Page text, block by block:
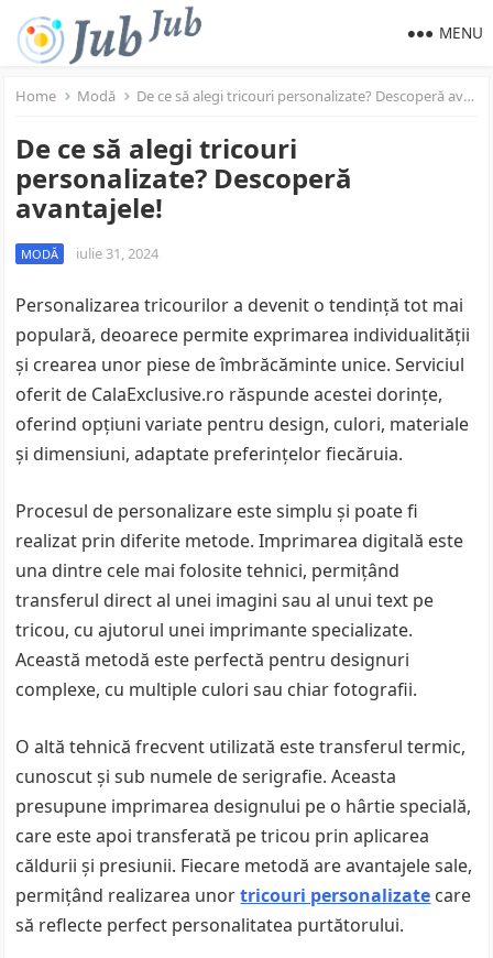
MENU
Home Modă De ce să alegi tricouri personalizate? Descoperă avantajele!
De ce să alegi tricouri
personalizate? Descoperă
avantajele!
MODĂ iulie 31, 2024
Personalizarea tricourilor a devenit o tendință tot mai
populară, deoarece permite exprimarea individualității
și crearea unor piese de îmbrăcăminte unice. Serviciul
oferit de CalaExclusive.ro răspunde acestei dorințe,
oferind opțiuni variate pentru design, culori, materiale
și dimensiuni, adaptate preferințelor fiecăruia.
Procesul de personalizare este simplu și poate fi
realizat prin diferite metode. Imprimarea digitală este
una dintre cele mai folosite tehnici, permițând
transferul direct al unei imagini sau al unui text pe
tricou, cu ajutorul unei imprimante specializate.
Această metodă este perfectă pentru designuri
complexe, cu multiple culori sau chiar fotografii.
O altă tehnică frecvent utilizată este transferul termic,
cunoscut și sub numele de serigrafie. Aceasta
presupune imprimarea designului pe o hârtie specială,
care este apoi transferată pe tricou prin aplicarea
căldurii și presiunii. Fiecare metodă are avantajele sale,
permițând realizarea unortricouri personalizate care
să reflecte perfect personalitatea purtătorului.